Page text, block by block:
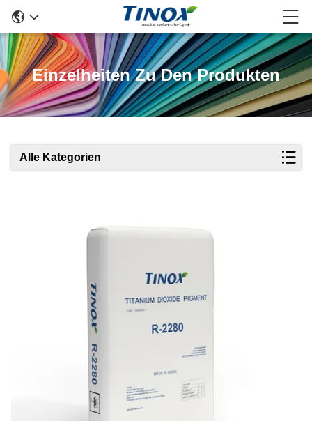
Einzelheiten Zu Den Produkten
Alle Kategorien